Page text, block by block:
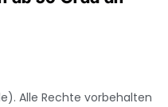
Alle Rechte vorbehalten